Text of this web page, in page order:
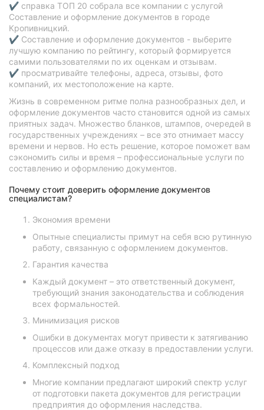
✔ справка ТОП 20 собрала все компании с услугой
Составление и оформление документов в городе
Кропивницкий.
✔ Составление и оформление документов - выберите
лучшую компанию по рейтингу, который формируется
самими пользователями по их оценкам и отзывам.
✔ просматривайте телефоны, адреса, отзывы, фото
компаний, их местоположение на карте.
Жизнь в современном ритме полна разнообразных дел, и
оформление документов часто становится одной из самых
приятных задач. Множество бланков, штампов, очередей в
государственных учреждениях – все это отнимает массу
времени и нервов. Но есть решение, которое поможет вам
сэкономить силы и время – профессиональные услуги по
составлению и оформлению документов.
Почему стоит доверить оформление документов
специалистам?
Экономия времени
Опытные специалисты примут на себя всю рутинную
работу, связанную с оформлением документов.
Гарантия качества
Каждый документ – это ответственный документ,
требующий знания законодательства и соблюдения
всех формальностей.
Минимизация рисков
Ошибки в документах могут привести к затягиванию
процессов или даже отказу в предоставлении услуги.
Комплексный подход
Многие компании предлагают широкий спектр услуг
от подготовки пакета документов для регистрации
предприятия до оформления наследства.